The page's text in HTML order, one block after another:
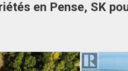
en Pense, SK